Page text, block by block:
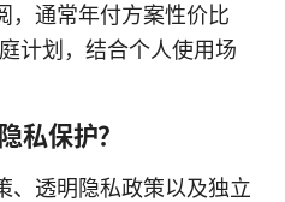
，通常年付方案性价比
计划，结合个人使用场
私保护？
、透明隐私政策以及独立